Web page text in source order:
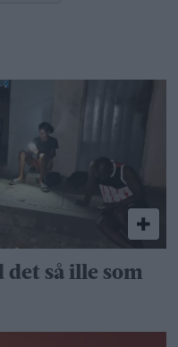
det så ille som